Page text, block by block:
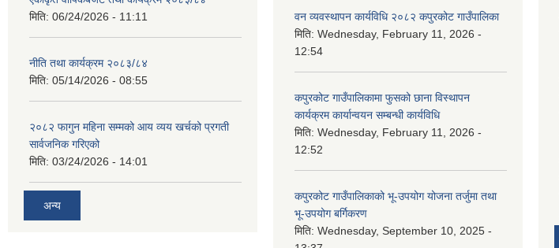
मिति: 06/24/2026 - 11:11
नीति तथा कार्यक्रम २०८३/८४
मिति: 05/14/2026 - 08:55
२०८२ फागुन महिना सम्मको आय व्यय खर्चको प्रगती
सार्वजनिक गरिएको
मिति: 03/24/2026 - 14:01
अन्य
वन व्यवस्थापन कार्यविधि २०८२ कपुरकोट गाउँपालिका
मिति: Wednesday, February 11, 2026 -
12:54
कपुरकोट गाउँपालिकामा फुसको छाना विस्थापन
कार्यक्रम कार्यान्वयन सम्बन्धी कार्यविधि
मिति: Wednesday, February 11, 2026 -
12:52
कपुरकोट गाउँपालिकाको भू-उपयोग योजना तर्जुमा तथा
भू-उपयोग बर्गिकरण
मिति: Wednesday, September 10, 2025 -